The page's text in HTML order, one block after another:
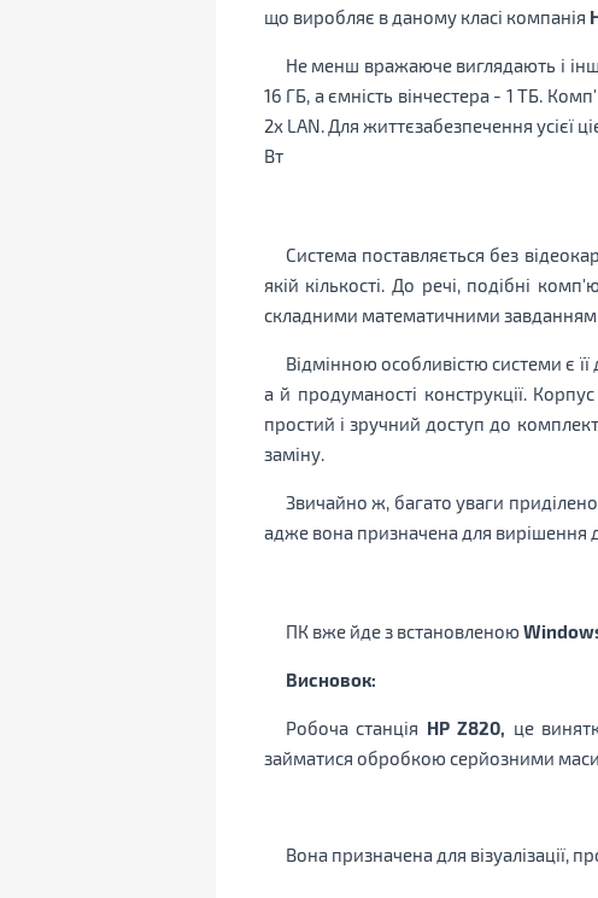
що виробляє в даному класі компанія
Не менш вражаюче виглядають і
16 ГБ, а ємність вінчестера - 1 ТБ.
2х LAN. Для життєзабезпечення усієї
Вт
Система поставляється без
якій кількості. До речі, подібні
складними математичними
Відмінною особливістю системи є
а й продуманості конструкції.
простий і зручний доступ до
заміну.
Звичайно ж, багато уваги приділено
адже вона призначена для вирішення
ПК вже йде з встановленою
Висновок:
Робоча станція HP Z820, це
займатися обробкою серйозними
Вона призначена для візуалізації,